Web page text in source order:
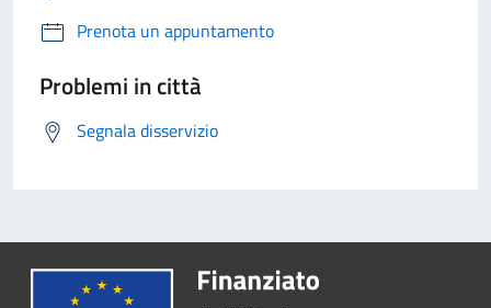
Prenota un appuntamento
Problemi in città
Segnala disservizio